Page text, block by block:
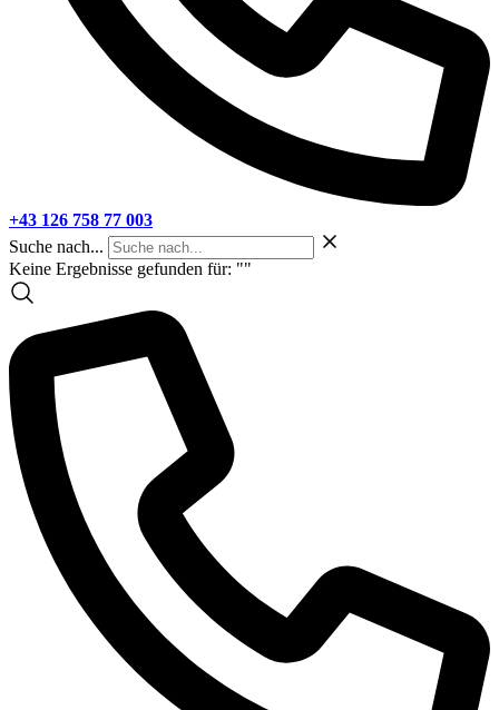
+43 126 758 77 003
Suche nach...
Keine Ergebnisse gefunden für: ""